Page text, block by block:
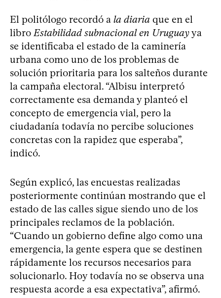
El politólogo recordó a la diaria que en el
libro Estabilidad subnacional en Uruguayya
se identificaba el estado de la caminería
urbana como uno de los problemas de
solución prioritaria para los salteños durante
la campaña electoral. “Albisu interpretó
correctamente esa demanda y planteó el
concepto de emergencia vial, pero la
ciudadanía todavía no percibe soluciones
concretas con la rapidez que esperaba”,
indicó.
Según explicó, las encuestas realizadas
posteriormente continúan mostrando que el
estado de las calles sigue siendo uno de los
principales reclamos de la población.
“Cuando un gobierno define algo como una
emergencia, la gente espera que se destinen
rápidamente los recursos necesarios para
solucionarlo. Hoy todavía no se observa una
respuesta acorde a esa expectativa”, afirmó.